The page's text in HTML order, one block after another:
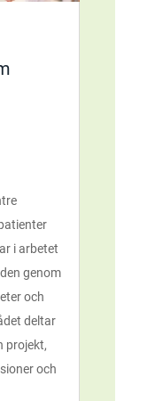
i arbetet
genom
och
deltar
projekt,
och